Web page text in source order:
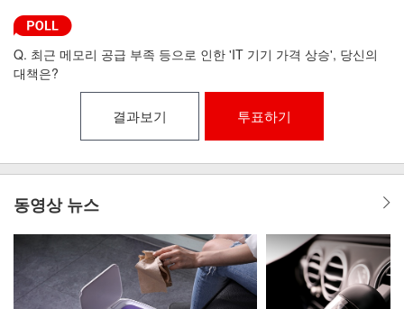
Q. 최근 메모리 공급 부족 등으로 인한 'IT 기기 가격 상승', 당신의
대책은?
결과보기 투표하기
동영상 뉴스